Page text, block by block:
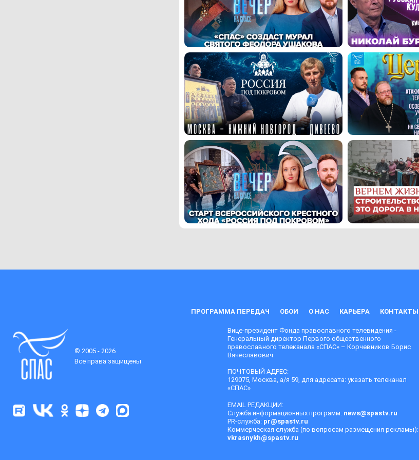
ПРОГРАММА ПЕРЕДАЧ ОБОИ О НАС КАРЬЕРА КОНТАКТЫ
© 2005 - 2026
Все права защищены
Вице-президент Фонда православного телевидения -
Генеральный директор Первого общественного
православного телеканала «СПАС» – Корчевников Борис
Вячеславович
ПОЧТОВЫЙ АДРЕС:
129075, Москва, а/я 59, для адресата: указать телеканал
«СПАС»
EMAIL РЕДАКЦИИ:
Служба информационных программ: news@spastv.ru
PR-служба: pr@spastv.ru
Коммерческая служба (по вопросам размещения рекламы):
vkrasnykh@spastv.ru